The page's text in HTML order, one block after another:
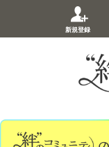
新規登録